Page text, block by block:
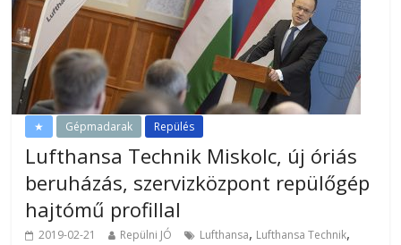
★ Gépmadarak Repülés
Lufthansa Technik Miskolc, új óriás
beruházás, szervizközpont repülőgép
hajtómű profillal
2019-02-21 Repülni JÓ Lufthansa, Lufthansa Technik,